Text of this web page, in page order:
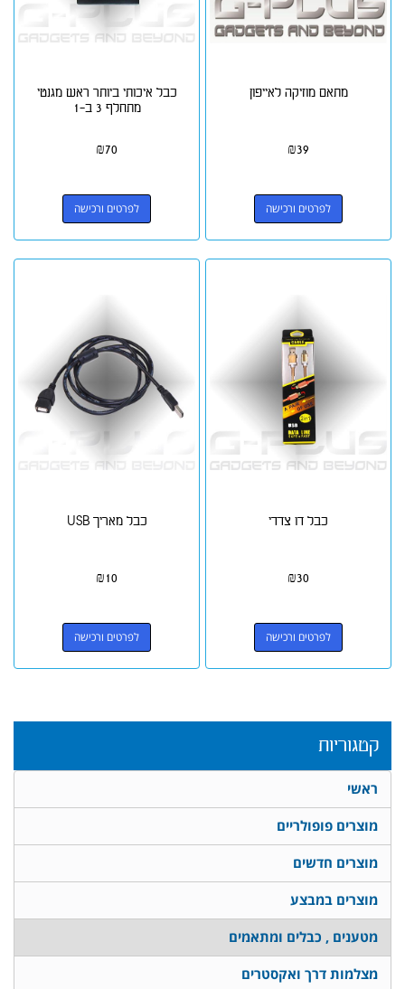
מתאם מוזיקה לאייפון
₪39
לפרטים ורכישה
כבל איכותי ביותר ראש מגנטי
מתחלף 3 ב-1
₪70
לפרטים ורכישה
כבל דו צדדי
₪30
לפרטים ורכישה
כבל מאריך USB
₪10
לפרטים ורכישה
קטגוריות
ראשי
מוצרים פופולריים
מוצרים חדשים
מוצרים במבצע
מטענים , כבלים ומתאמים
מצלמות דרך ואקסטרים